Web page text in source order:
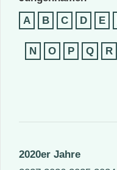
A
B C D E
N O P Q R
2020er Jahre